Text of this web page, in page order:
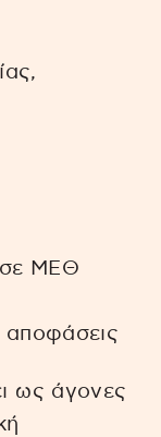
σε ΜΕΘ
αποφάσεις
ως άγονες